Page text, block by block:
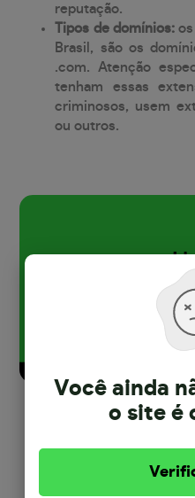
reputação.
Tipos de domínios:
Brasil, são os
.com. Atenção
tenham essas
criminosos, usem
ou outros.
Você ainda
o site é